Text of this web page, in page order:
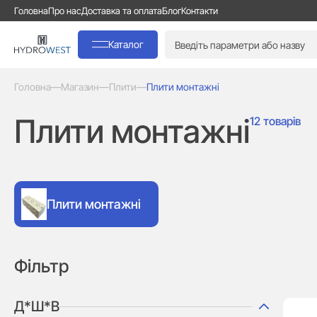
ГоловнаПро насДоставка та оплатаБлогКонтакти
Каталог
Головна—Магазин—Плити—Плити монтажні
Плити монтажні12 товарів
Плити монтажні
Фільтр
Д*Ш*В